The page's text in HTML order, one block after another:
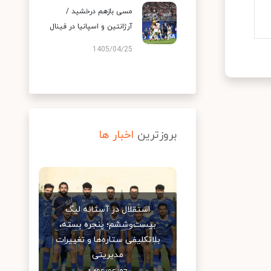
مسی بازهم درخشید /
آرژانتین و اسپانیا در فینال
1405/04/25
بروزترین اخبار ها
استقلال در آستانه لیگ
بیست‌وششم؛ پنجره بسته،
بلاتکلیفی ستاره‌ها و تغییرات
مدیریتی